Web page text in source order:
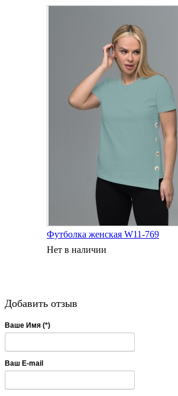
Футболка женская W11-769
Нет в наличии
Добавить отзыв
Ваше Имя (*)
Ваш E-mail